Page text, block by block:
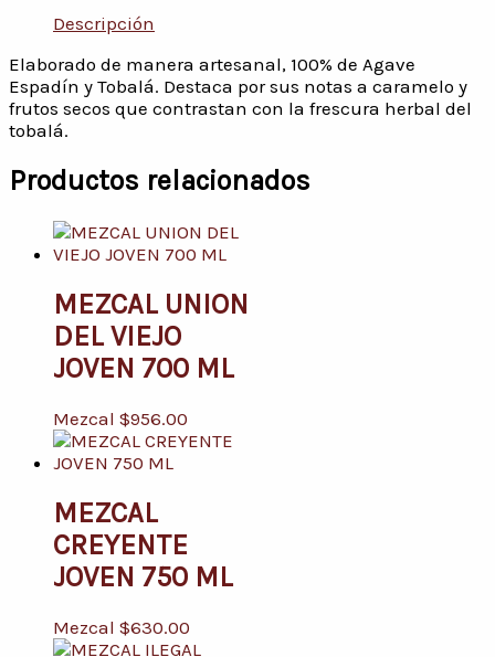
Descripción
Elaborado de manera artesanal, 100% de Agave
Espadín y Tobalá. Destaca por sus notas a caramelo y
frutos secos que contrastan con la frescura herbal del
tobalá.
Productos relacionados
MEZCAL UNION
DEL VIEJO
JOVEN 700 ML
Mezcal $956.00
MEZCAL
CREYENTE
JOVEN 750 ML
Mezcal $630.00